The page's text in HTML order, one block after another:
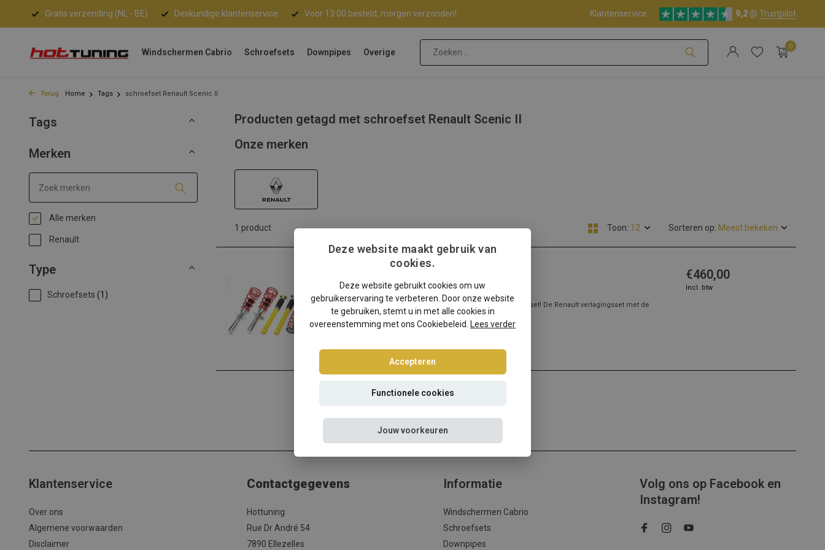
Gratis verzending (NL - BE) Deskundige klantenservice Voor 13:00 besteld, morgen verzonden! Klantenservice 9,2 @ Trustpilot
Windschermen Cabrio Schroefsets Downpipes Overige
0
Terug Home Tags schroefset Renault Scenic II
Tags
Merken
Alle merken
Renault
Type
Schroefsets (1)
Producten getagd met schroefset Renault Scenic II
Onze merken
1 product Toon: Sorteren op:
Renault Scenic II schroefset
Renault Scenic II? Kies dan voor deze Ta-Technix schroefset! De Renault verlagingsset met de
beste prijs/kwaliteit verho...
Lees meer
€460,00
Incl. btw
Klantenservice
Over ons
Algemene voorwaarden
Disclaimer
Contactgegevens
Hottuning
Rue Dr André 54
7890 Ellezelles
Informatie
Windschermen Cabrio
Schroefsets
Downpipes
Volg ons op Facebook en
Instagram!
Deze website maakt gebruik van
cookies.
Deze website gebruikt cookies om uw
gebruikerservaring te verbeteren. Door onze website
te gebruiken, stemt u in met alle cookies in
overeenstemming met ons Cookiebeleid. Lees verder
Accepteren
Functionele cookies
Jouw voorkeuren